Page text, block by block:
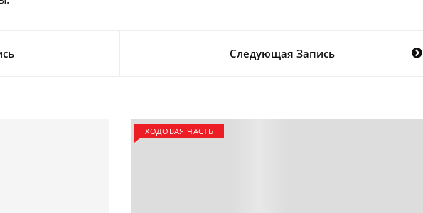
Следующая Запись
ХОДОВАЯ ЧАСТЬ